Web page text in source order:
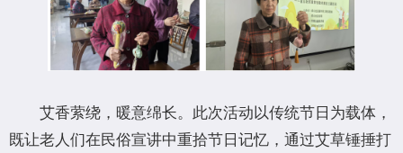
艾香萦绕，暖意绵长。此次活动以传统节日为载体，
既让老人们在民俗宣讲中重拾节日记忆，通过艾草锤捶打